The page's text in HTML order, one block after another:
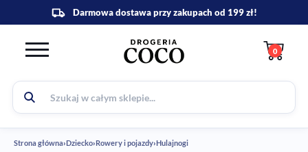
0
Strona główna›Dziecko›Rowery i pojazdy›Hulajnogi